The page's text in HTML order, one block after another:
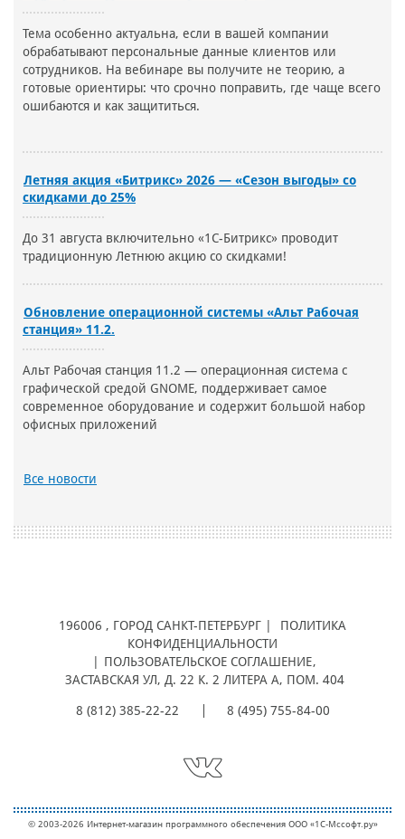
Тема особенно актуальна, если в вашей компании
обрабатывают персональные данные клиентов или
сотрудников. На вебинаре вы получите не теорию, а
готовые ориентиры: что срочно поправить, где чаще всего
ошибаются и как защититься.
Летняя акция «Битрикс» 2026 — «Сезон выгоды» со
скидками до 25%
До 31 августа включительно «1С-Битрикс» проводит
традиционную Летнюю акцию со скидками!
Обновление операционной системы «Альт Рабочая
станция» 11.2.
Альт Рабочая станция 11.2 — операционная система с
графической средой GNOME, поддерживает самое
современное оборудование и содержит большой набор
офисных приложений
Все новости
196006 , ГОРОД САНКТ-ПЕТЕРБУРГ |
ПОЛИТИКА
КОНФИДЕНЦИАЛЬНОСТИ
ПОЛЬЗОВАТЕЛЬСКОЕ СОГЛАШЕНИЕ,
ЗАСТАВСКАЯ УЛ, Д. 22 К. 2 ЛИТЕРА А, ПОМ. 404
8 (812) 385-22-22 8 (495) 755-84-00
© 2003-2026 Интернет-магазин программного обеспечения ООО «1С-Мcсофт.ру»